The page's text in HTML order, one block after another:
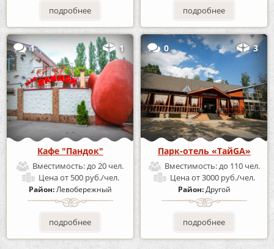
подробнее подробнее
1 1
Кафе "Пандок"
Вместимость: до 20 чел.
Ценаот 500 руб./чел.
Район:Левобережный
подробнее
0 3
Парк-отель «ТайGA»
Вместимость: до 110 чел.
Ценаот 3000 руб./чел.
Район:Другой
подробнее